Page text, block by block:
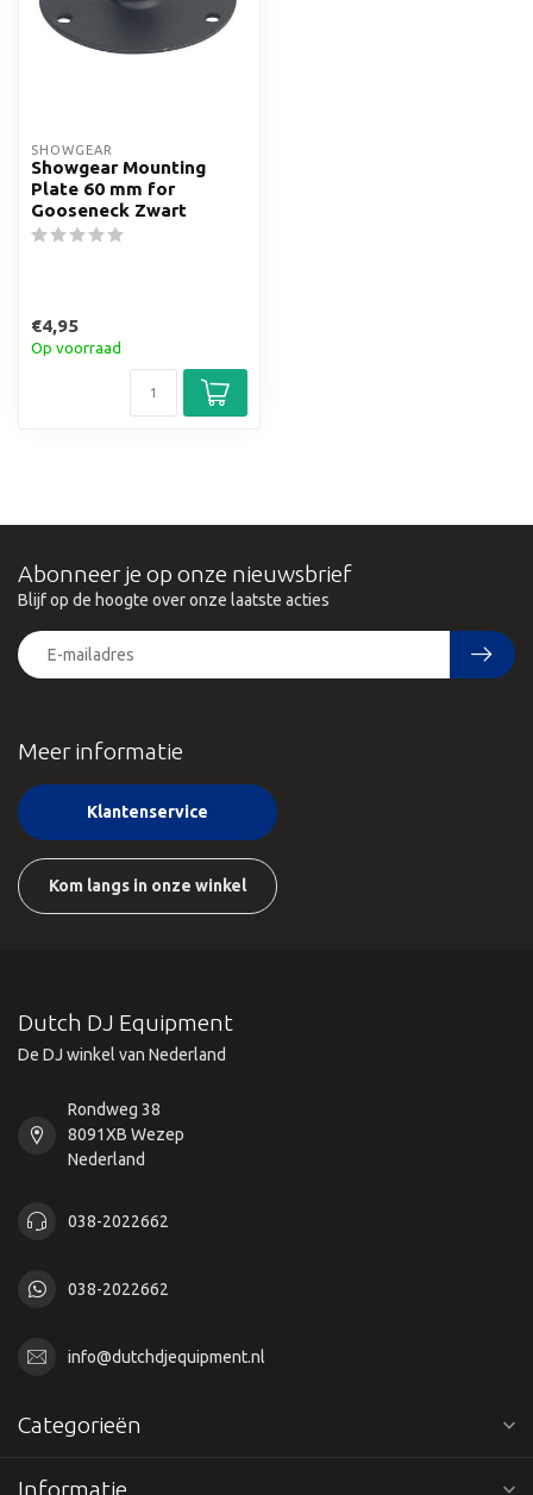
SHOWGEAR
Showgear Mounting
Plate 60 mm for
Gooseneck Zwart
€4,95
Op voorraad
Meer informatie
Klantenservice
Kom langs in onze winkel
Abonneer je op onze nieuwsbrief
Blijf op de hoogte over onze laatste acties
Dutch DJ Equipment
De DJ winkel van Nederland
Rondweg 38
8091XB Wezep
Nederland
038-2022662
038-2022662
info@dutchdjequipment.nl
Categorieën
Informatie